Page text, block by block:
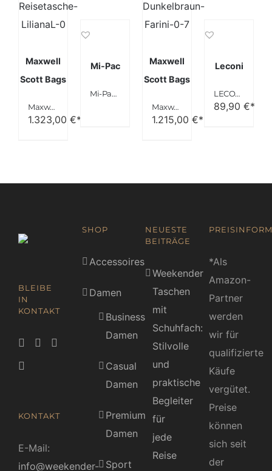
Maxwell
Scott Bags
Maxwell Scott Bags® Schwarze Luxus Damen Leder Reisetasche (LilianaL)
1.323,00 €*
Mi-Pac
Mi-Pac-SCHWARZ-Reisetasche, Schwarz
Maxwell
Scott Bags
Maxwell Scott Bags® Luxus Reisetasche aus Leder in Dunkelbraun (Farini)
1.215,00 €*
Leconi
LECONI Weekender Canvas Rindsleder Reisetasche
89,90 €*
BLEIBE
IN
KONTAKT
KONTAKT
E-Mail:
info@weekender-
SHOP
Accessoires
Damen
Business
Damen
Casual
Damen
Premium
Damen
Sport
NEUESTE
BEITRÄGE
Weekender
Taschen
mit
Schuhfach:
Stilvolle
und
praktische
Begleiter
für
jede
Reise
*Als
Amazon-
Partner
werden
wir für
qualifizierte
Käufe
vergütet.
Preise
können
sich seit
der